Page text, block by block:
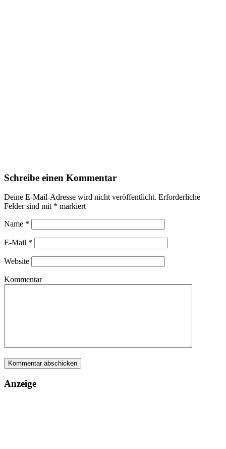
Schreibe einen Kommentar
Deine E-Mail-Adresse wird nicht veröffentlicht. Erforderliche
Felder sind mit * markiert
Name *
E-Mail *
Website
Kommentar
Anzeige